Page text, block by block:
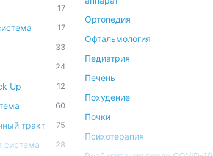
17
17
33
24
Up 12
60
тракт 75
28
Ортопедия
Офтальмология
Педиатрия
Печень
Похудение
Почки
Психотерапия